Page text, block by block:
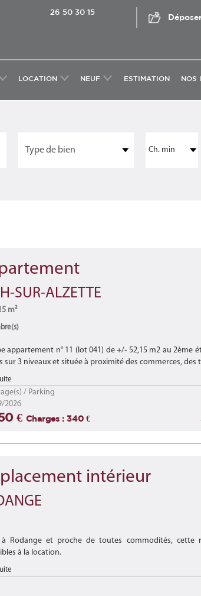
26 50 30 15
LOCATION NEUF ESTIMATION NOS
SUR-ALZETTE
m²
appartement n° 11 (lot 041) de +/- 52,15 m2 au 2ème
sur 3 niveaux et située à proximité des commerces, des
/ Parking
2026
€ Charges : 340 €
intérieur
à Rodange et proche de toutes commodités, cette
à la location.
: de suite.